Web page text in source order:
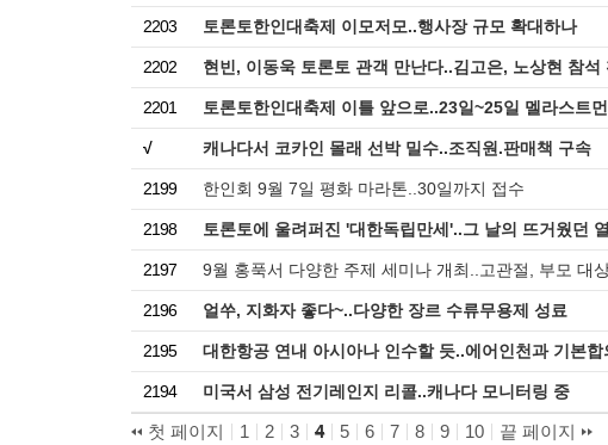
2203 토론토한인대축제 이모저모..행사장 규모 확대하나
2202 현빈, 이동욱 토론토 관객 만난다..김고은, 노상현 참석
2201 토론토한인대축제 이틀 앞으로..23일~25일 멜라스트
√ 캐나다서 코카인 몰래 선박 밀수..조직원.판매책 구속
2199 한인회 9월 7일 평화 마라톤..30일까지 접수
2198 토론토에 울려퍼진 '대한독립만세'..그 날의 뜨거웠던
2197 9월 홍푹서 다양한 주제 세미나 개최..고관절, 부모 대
2196 얼쑤, 지화자 좋다~..다양한 장르 수류무용제 성료
2195 대한항공 연내 아시아나 인수할 듯..에어인천과 기본합
2194 미국서 삼성 전기레인지 리콜..캐나다 모니터링 중
첫 페이지 1 2 3 4 5 6 7 8 9 10 끝 페이지